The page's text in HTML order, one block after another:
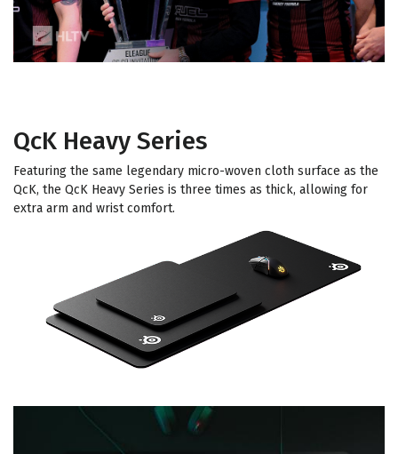
QcK Heavy Series
Featuring the same legendary micro-woven cloth surface as the
QcK, the QcK Heavy Series is three times as thick, allowing for
extra arm and wrist comfort.